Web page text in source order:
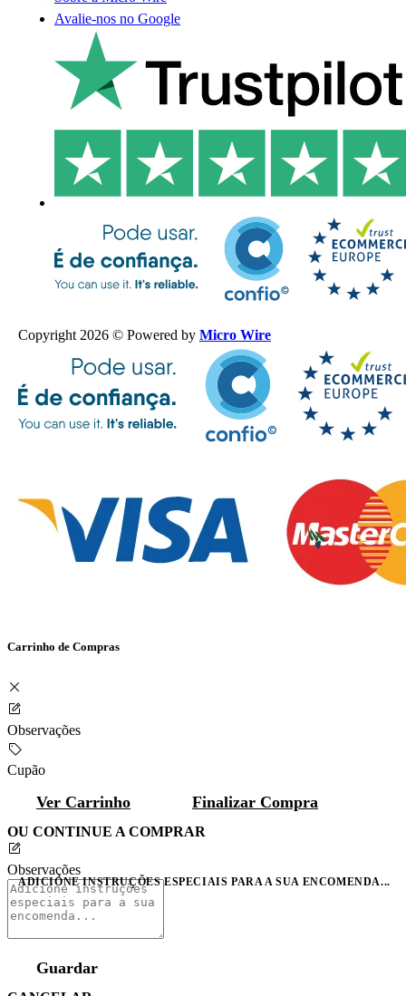
Avalie-nos no Google
Copyright 2026 © Powered by Micro Wire
Carrinho de Compras
Observações
Cupão
Ver Carrinho Finalizar Compra
OU CONTINUE A COMPRAR
Observações
ADICIONE INSTRUÇÕES ESPECIAIS PARA A SUA ENCOMENDA...
Guardar